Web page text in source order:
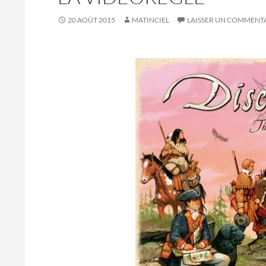
20 AOÛT 2015 MATINCIEL LAISSER UN